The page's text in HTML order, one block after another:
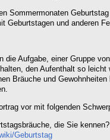
Sommermonaten
Geburtstagen und anderen
die Aufgabe, einer Gruppe
den Aufenthalt so leicht
Bräuche und
vor mit folgenden
die Sie kennen?
Geburtstag